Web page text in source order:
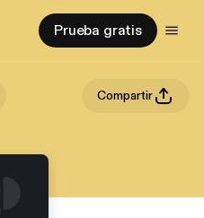
Prueba gratis
Compartir